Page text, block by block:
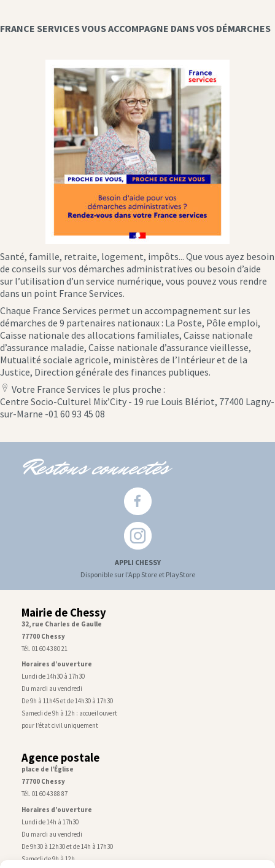
FRANCE SERVICES VOUS ACCOMPAGNE DANS VOS DÉMARCHES
Santé, famille, retraite, logement, impôts... Que vous ayez besoin
de conseils sur vos démarches administratives ou besoin d’aide
sur l’utilisation d’un service numérique, vous pouvez vous rendre
dans un point France Services.
Chaque France Services permet un accompagnement sur les
démarches de 9 partenaires nationaux : La Poste, Pôle emploi,
Caisse nationale des allocations familiales, Caisse nationale
d’assurance maladie, Caisse nationale d’assurance vieillesse,
Mutualité sociale agricole, ministères de l’Intérieur et de la
Justice, Direction générale des finances publiques.
location
icon
Votre France Services le plus proche :
Centre Socio-Culturel Mix’City - 19 rue Louis Blériot, 77400 Lagny-
sur-Marne -01 60 93 45 08
Restons connectés
APPLI CHESSY
Disponible sur l'App Store et PlayStore
Mairie de Chessy
32, rue Charles de Gaulle
77700 Chessy
Tél. 01 60 43 80 21
Horaires d’ouverture
Lundi de 14h30 à 17h30
Du mardi au vendredi
De 9h à 11h45 et de 14h30 à 17h30
Samedi de 9h à 12h : accueil ouvert
pour l’état civil uniquement
Agence postale
place de l’Église
77700 Chessy
Tél. 01 60 43 88 87
Horaires d’ouverture
Lundi de 14h à 17h30
Du mardi au vendredi
De 9h30 à 12h30 et de 14h à 17h30
Samedi de 9h à 12h